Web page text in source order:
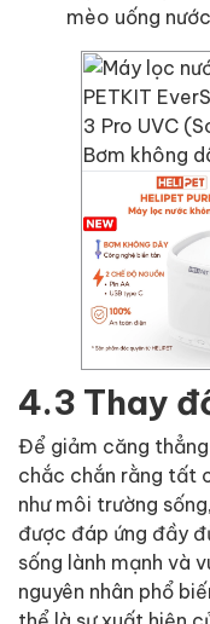
mèo uống
4.3 Thay
Để giảm căng
chắc chắn rằng tất
như môi trường
được đáp ứng đầy
sống lành mạnh và
nguyên nhân phổ